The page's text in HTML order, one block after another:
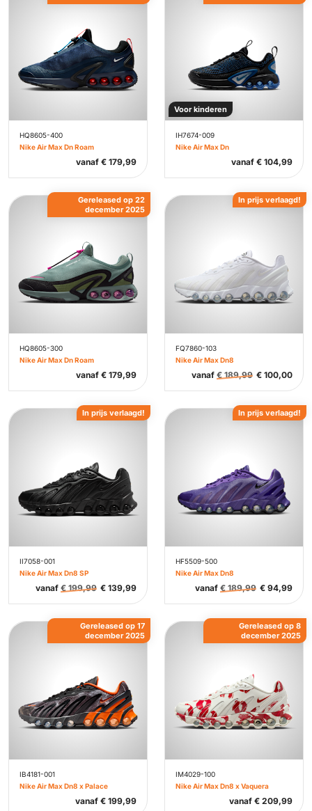
HQ8605-400
Nike Air Max Dn Roam
vanaf € 179,99
Voor kinderen
IH7674-009
Nike Air Max Dn
vanaf € 104,99
HQ8605-300
Nike Air Max Dn Roam
vanaf € 179,99
Gereleased op 22
december 2025
FQ7860-103
Nike Air Max Dn8
vanaf €189,99 € 100,00
In prijs verlaagd!
II7058-001
Nike Air Max Dn8 SP
vanaf €199,99 € 139,99
In prijs verlaagd!
HF5509-500
Nike Air Max Dn8
vanaf €189,99 € 94,99
In prijs verlaagd!
IB4181-001
Nike Air Max Dn8 x Palace
vanaf € 199,99
Gereleased op 17
december 2025
IM4029-100
Nike Air Max Dn8 x Vaquera
vanaf € 209,99
Gereleased op 8
december 2025